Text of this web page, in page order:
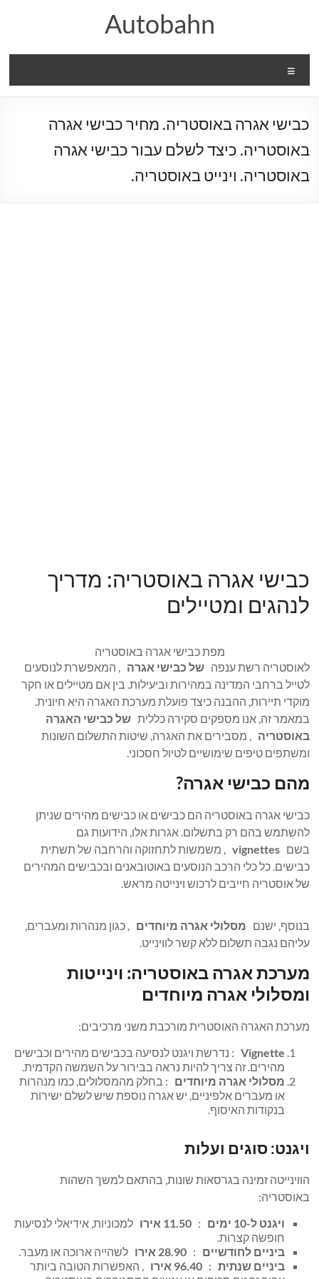
Autobahn
כבישי אגרה באוסטריה. מחיר כבישי אגרה
באוסטריה. כיצד לשלם עבור כבישי אגרה
באוסטריה. וינייט באוסטריה.
כבישי אגרה באוסטריה: מדריך
לנהגים ומטיילים
מפת כבישי אגרה באוסטריה
לאוסטריה רשת ענפהשל כבישי אגרה , המאפשרת לנוסעים
לטייל ברחבי המדינה במהירות וביעילות. בין אם מטיילים או חקר
מוקדי תיירות, ההבנה כיצד פועלת מערכת האגרה היא חיונית.
במאמר זה, אנו מספקים סקירה כלליתשל כבישי האגרה
באוסטריה , מסבירים את האגרה, שיטות התשלום השונות
ומשתפים טיפים שימושיים לטיול חסכוני.
מהם כבישי אגרה?
כבישי אגרה באוסטריה הם כבישים או כבישים מהירים שניתן
להשתמש בהם רק בתשלום. אגרות אלו, הידועות גם
בשםvignettes , משמשות לתחזוקה והרחבה של תשתית
כבישים. כל כלי הרכב הנוסעים באוטובאנים ובכבישים המהירים
של אוסטריה חייבים לרכוש וינייטה מראש.
בנוסף, ישנם מסלולי אגרה מיוחדים , כגון מנהרות ומעברים,
עליהם נגבה תשלום ללא קשר לווינייט.
מערכת אגרה באוסטריה: וינייטות
ומסלולי אגרה מיוחדים
מערכת האגרה האוסטרית מורכבת משני מרכיבים:
Vignette : נדרשת ויגנט לנסיעה בכבישים מהירים וכבישים
מהירים. זה צריך להיות נראה בבירור על השמשה הקדמית.
מסלולי אגרה מיוחדים : בחלק מהמסלולים, כמו מנהרות
או מעברים אלפיניים, יש אגרה נוספת שיש לשלם ישירות
בנקודות האיסוף.
ויגנט: סוגים ועלות
הווינייטה זמינה בגרסאות שונות, בהתאם למשך השהות
באוסטריה:
ויגנט ל-10 ימים
:11.50 אירו
למכוניות, אידיאלי לנסיעות
חופשה קצרות.
ביניים לחודשיים :28.90 אירו
לשהייה ארוכה או מעבר.
ביניים שנתית :96.40 אירו
, האפשרות הטובה ביותר